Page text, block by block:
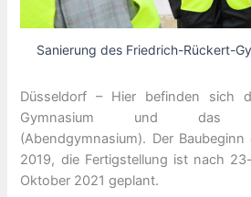
Sanierung des Friedrich-Rückert-
Düsseldorf – Hier befinden sich
Gymnasium und das
(Abendgymnasium). Der
2019, die Fertigstellung ist nach
Oktober 2021 geplant.